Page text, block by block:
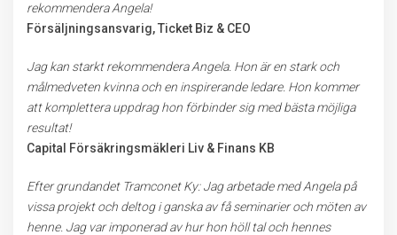
rekommendera Angela!
Försäljningsansvarig, Ticket Biz & CEO
Jag kan starkt rekommendera Angela. Hon är en stark och
målmedveten kvinna och en inspirerande ledare. Hon kommer
att komplettera uppdrag hon förbinder sig med bästa möjliga
resultat!
Capital Försäkringsmäkleri Liv & Finans KB
Efter grundandet Tramconet Ky: Jag arbetade med Angela på
vissa projekt och deltog i ganska av få seminarier och möten av
henne. Jag var imponerad av hur hon höll tal och hennes